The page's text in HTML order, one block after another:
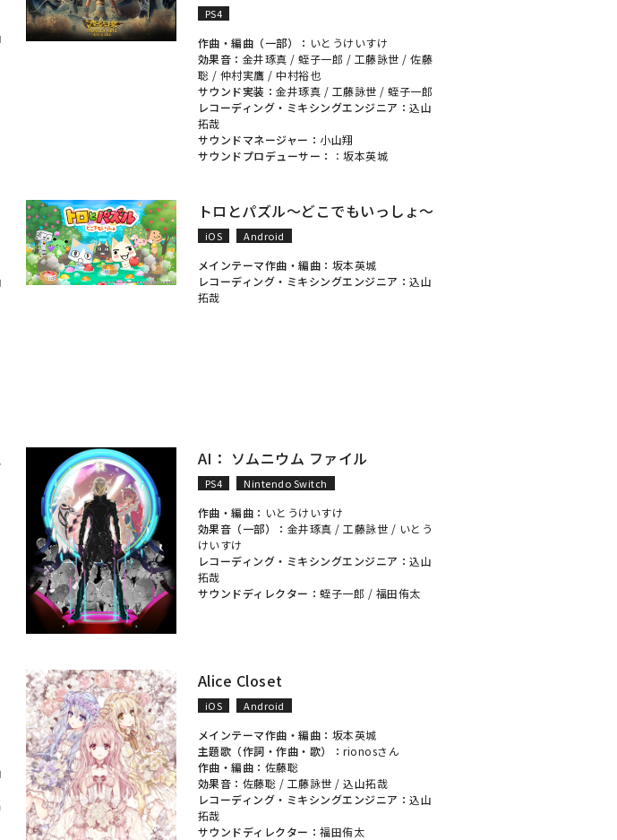
PS4
作曲・編曲（一部）： いとうけいすけ
効果音： 金井琢真 /蛭子一郎 / 工藤詠世 /佐藤
聡 / 仲村実鷹 / 中村裕也
サウンド実装：金井琢真 / 工藤詠世 /蛭子一郎
レコーディング・ミキシングエンジニア：込山
拓哉
サウンドマネージャー： 小山翔
サウンドプロデューサー：
：坂本英城
トロとパズル～どこでもいっしょ～
iOS Android
メインテーマ作曲・編曲： 坂本英城
レコーディング・ミキシングエンジニア：込山
拓哉
AI： ソムニウム ファイル
PS4 Nintendo Switch
作曲・編曲： いとうけいすけ
効果音（一部）： 金井琢真 /工藤詠世 / いとう
けいすけ
レコーディング・ミキシングエンジニア：込山
拓哉
サウンドディレクター：蛭子一郎 / 福田侑太
Alice Closet
iOS Android
メインテーマ作曲・編曲： 坂本英城
主題歌（作詞・作曲・歌）：rionosさん
作曲・編曲： 佐藤聡
効果音： 佐藤聡 / 工藤詠世 /込山拓哉
レコーディング・ミキシングエンジニア：込山
拓哉
サウンドディレクター：福田侑太